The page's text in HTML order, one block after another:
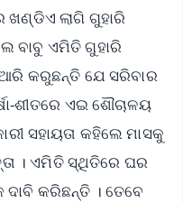
ଖଣ୍ଡିଏ ଲାଗି ଗୁହାରି
ବାବୁ ଏମିତି ଗୁହାରି
କରୁଛନ୍ତି ଯେ ସରିବାର
ଶୀତରେ ଏଇ ଶୌଚାଳୟ
ସହାୟତା କହିଲେ ମାସକୁ
। ଏମିତି ସ୍ଥିତିରେ ଘର
କରିଛନ୍ତି । ତେବେ